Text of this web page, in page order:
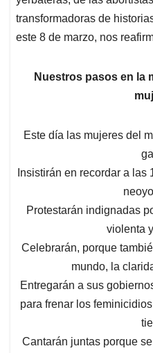
transformadoras de
este 8 de marzo, nos
Nuestros pasos en la
Este día las mujeres del
Insistirán en recordar a
Protestarán indignadas
violenta
Celebrarán, porque
mundo, la
Entregarán a sus
para frenar los
Cantarán juntas porque